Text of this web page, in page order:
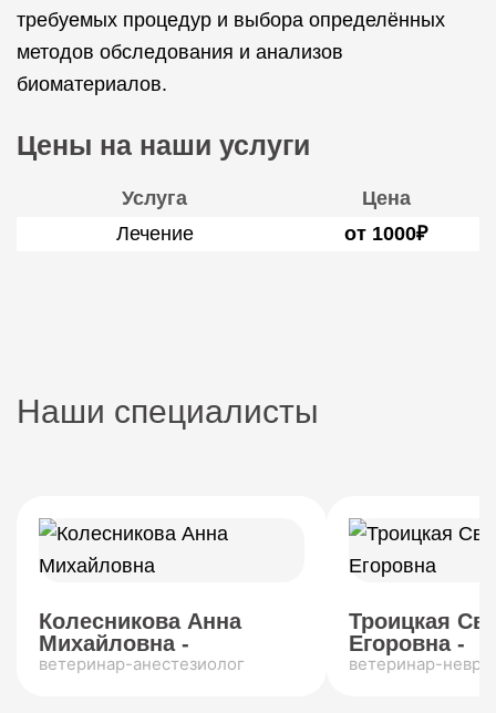
требуемых процедур и выбора определённых
методов обследования и анализов
биоматериалов.
Цены на наши услуги
Услуга
Цена
Лечение
от 1000₽
Наши специалисты
Колесникова Анна
Михайловна -
ветеринар-анестезиолог
Троицкая
Егоровна -
ветеринар-